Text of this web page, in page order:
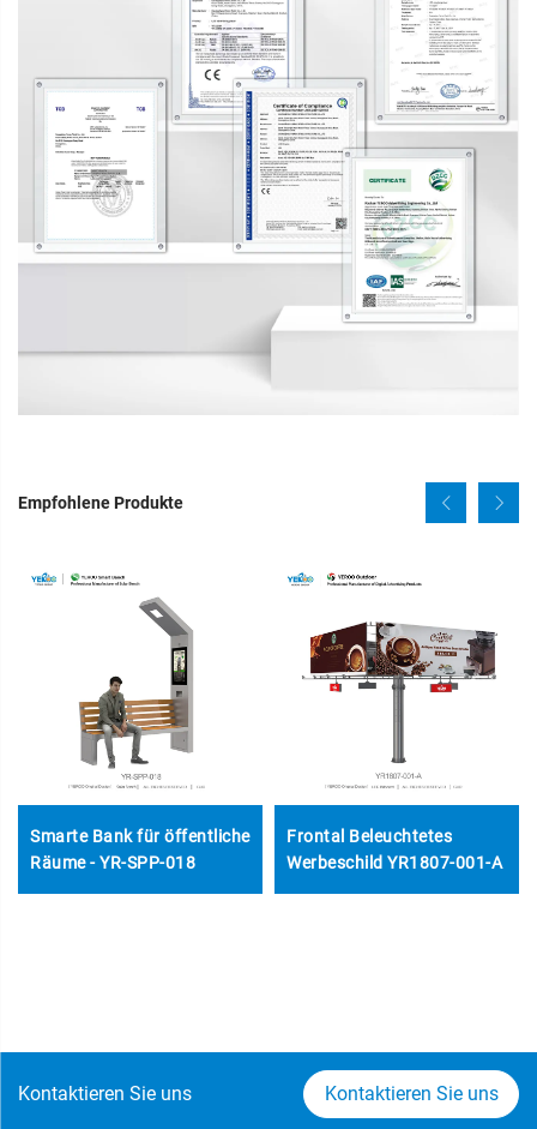
Empfohlene Produkte
Smarte Bank für öffentliche
Räume - YR-SPP-018
Frontal Beleuchtetes
Werbeschild YR1807-001-A
Kontaktieren Sie uns Kontaktieren Sie uns